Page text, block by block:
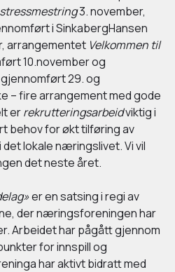
3. november,
i SinkabergHansen
arrangementet Velkommen til
10.november og
29. og
– fire arrangement med gode
errekrutteringsarbeidviktig i
behov for økt tilføring av
lokale næringslivet. Vi vil
det neste året.
er en satsing i regi av
der næringsforeningen har
Arbeidet har pågått gjennom
for innspill og
har aktivt bidratt med